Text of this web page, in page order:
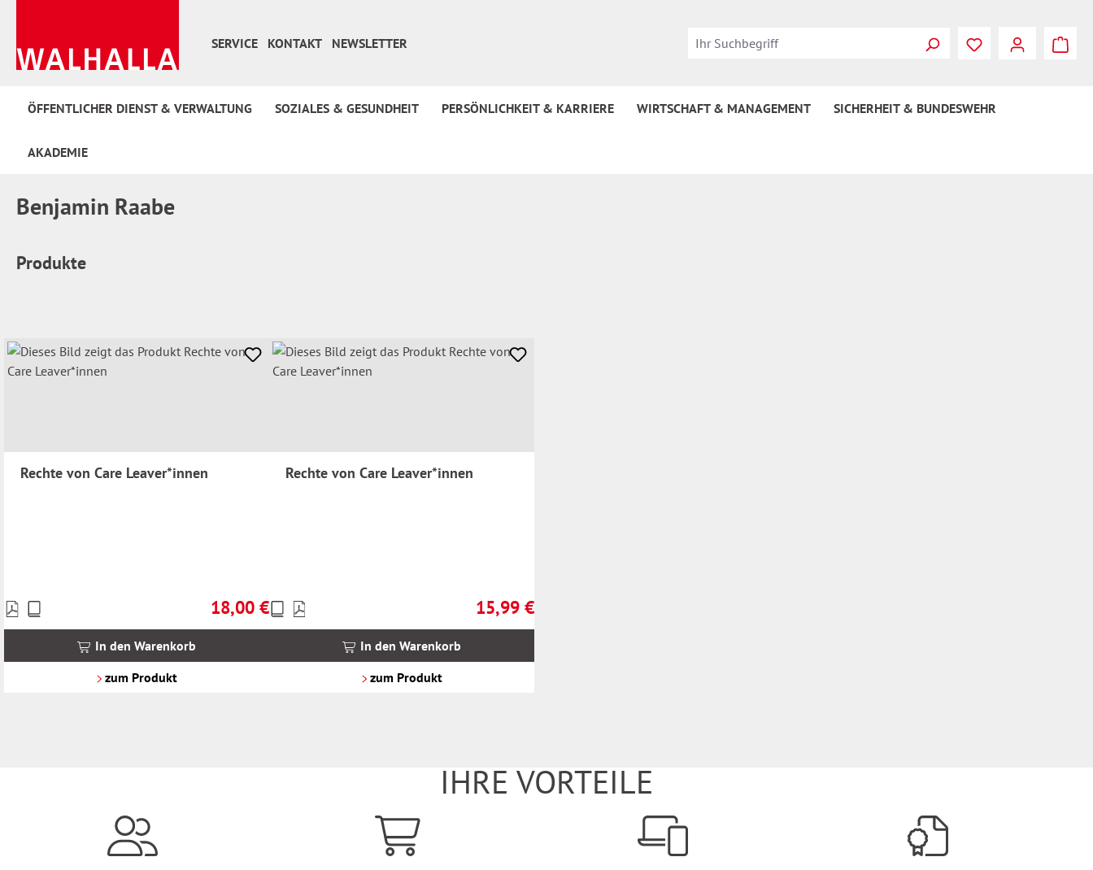
SERVICE
KONTAKT NEWSLETTER Du hast 0
ÖFFENTLICHER DIENST & VERWALTUNG SOZIALES & GESUNDHEIT PERSÖNLICHKEIT & KARRIERE WIRTSCHAFT & MANAGEMENT SICHERHEIT & BUNDESWEHR
AKADEMIE
Benjamin Raabe
Produkte
Rechte von Care Leaver*innen
Regulärer Preis:
18,00 €
Preise
inkl.
In den Warenkorb
zum Produkt
Rechte von Care Leaver*innen
Regulärer Preis:
15,99 €
Preise
inkl.
In den Warenkorb
zum Produkt
IHRE VORTEILE